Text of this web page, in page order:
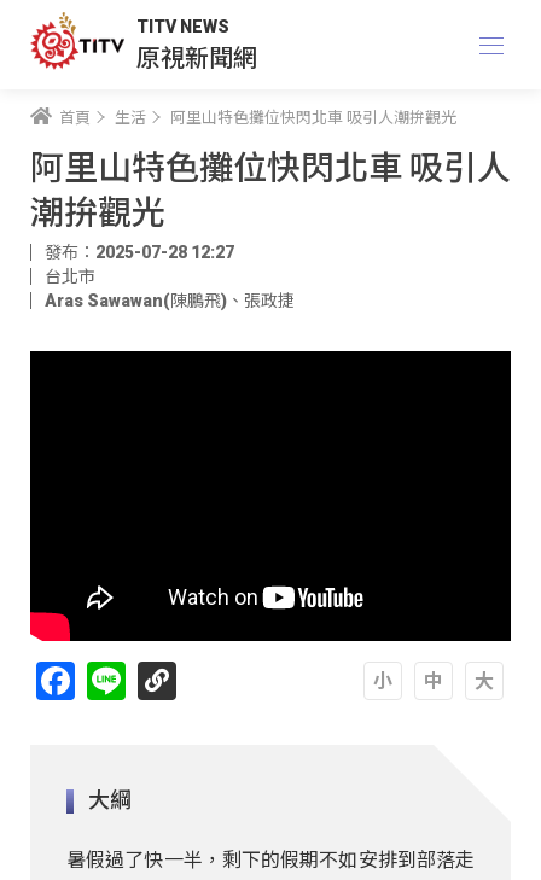
TITV NEWS
原視新聞網
首頁 生活 阿里山特色攤位快閃北車 吸引人潮拚觀光
阿里山特色攤位快閃北車 吸引人
潮拚觀光
發布：2025-07-28 12:27
台北市
Aras Sawawan(陳鵬飛) 、 張政捷
Facebook
Line
大綱
暑假過了快一半，剩下的假期不如安排到部落走